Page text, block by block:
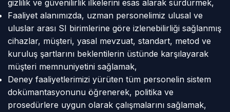
gizlilik ve güvenilirlik ilkelerini esas alarak sürdürmek,
Faaliyet alanımızda, uzman personelimiz ulusal ve
uluslar arası SI birimlerine göre izlenebilirliği sağlanmış
cihazlar, müşteri, yasal mevzuat, standart, metod ve
kuruluş şartlarını beklentilerin üstünde karşılayarak
müşteri memnuniyetini sağlamak,
Deney faaliyetlerimizi yürüten tüm personelin sistem
dokümantasyonunu öğrenerek, politika ve
prosedürlere uygun olarak çalışmalarını sağlamak,